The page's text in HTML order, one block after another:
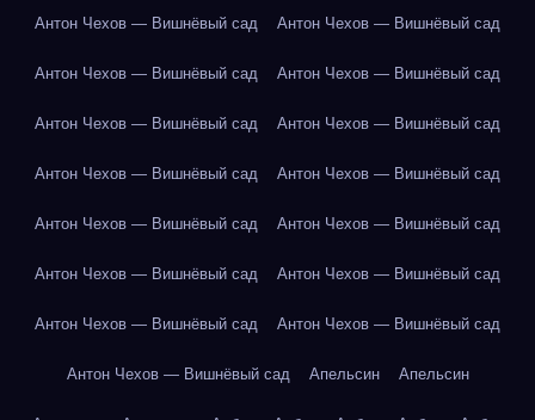
Антон Чехов — Вишнёвый сад Антон Чехов — Вишнёвый сад
Антон Чехов — Вишнёвый сад Антон Чехов — Вишнёвый сад
Антон Чехов — Вишнёвый сад Антон Чехов — Вишнёвый сад
Антон Чехов — Вишнёвый сад Антон Чехов — Вишнёвый сад
Антон Чехов — Вишнёвый сад Антон Чехов — Вишнёвый сад
Антон Чехов — Вишнёвый сад Антон Чехов — Вишнёвый сад
Антон Чехов — Вишнёвый сад Антон Чехов — Вишнёвый сад
Антон Чехов — Вишнёвый сад Апельсин Апельсин